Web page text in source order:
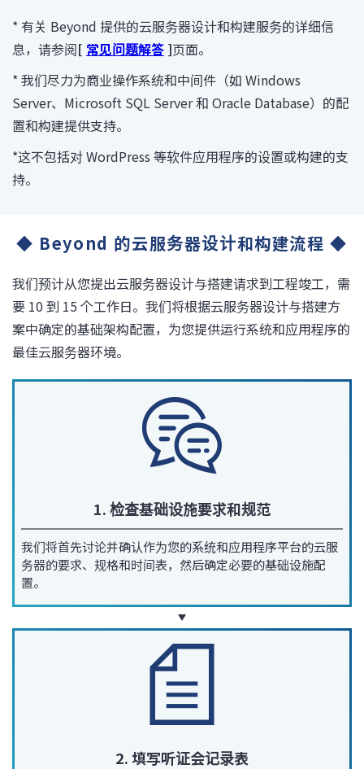
* 有关 Beyond 提供的云服务器设计和构建服务的详细信
息，请参阅[ 常见问题解答 ]页面。
* 我们尽力为商业操作系统和中间件（如 Windows
Server、Microsoft SQL Server 和 Oracle Database）的配
置和构建提供支持。
*这不包括对 WordPress 等软件应用程序的设置或构建的支
持。
◆ Beyond 的云服务器设计和构建流程 ◆
我们预计从您提出云服务器设计与搭建请求到工程竣工，需
要 10 到 15 个工作日。我们将根据云服务器设计与搭建方
案中确定的基础架构配置，为您提供运行系统和应用程序的
最佳云服务器环境。
1. 检查基础设施要求和规范
我们将首先讨论并确认作为您的系统和应用程序平台的云服
务器的要求、规格和时间表，然后确定必要的基础设施配
置。
2. 填写听证会记录表